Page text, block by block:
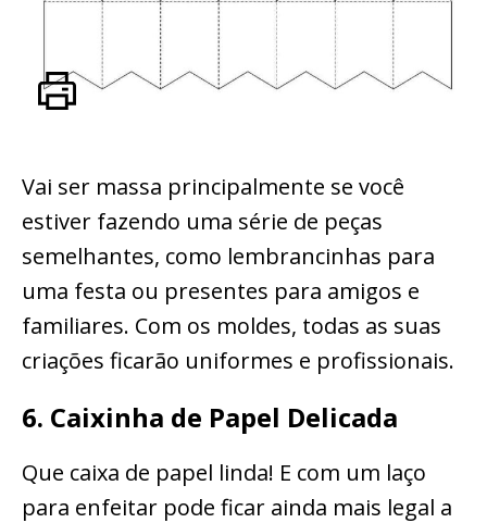
Vai ser massa principalmente se você
estiver fazendo uma série de peças
semelhantes, como lembrancinhas para
uma festa ou presentes para amigos e
familiares. Com os moldes, todas as suas
criações ficarão uniformes e profissionais.
6. Caixinha de Papel Delicada
Que caixa de papel linda! E com um laço
para enfeitar pode ficar ainda mais legal a